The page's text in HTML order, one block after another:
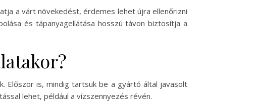
a várt növekedést, érdemes lehet újra ellenőrizni
és tápanyagellátása hosszú távon biztosítja a
Először is, mindig tartsuk be a gyártó által javasolt
lehet, például a vízszennyezés révén.